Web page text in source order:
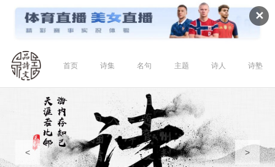
✕
首页 诗集 名句 主题 诗人 诗塾
< >